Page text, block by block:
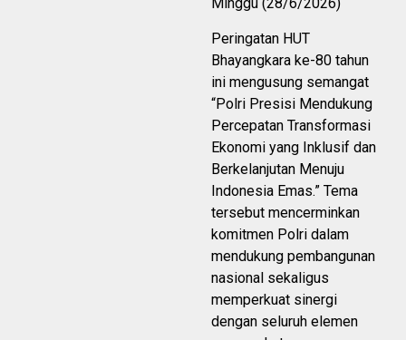
Peringatan HUT
Bhayangkara ke-80 tahun
ini mengusung semangat
“Polri Presisi Mendukung
Percepatan Transformasi
Ekonomi yang Inklusif dan
Berkelanjutan Menuju
Indonesia Emas.” Tema
tersebut mencerminkan
komitmen Polri dalam
mendukung pembangunan
nasional sekaligus
memperkuat sinergi
dengan seluruh elemen